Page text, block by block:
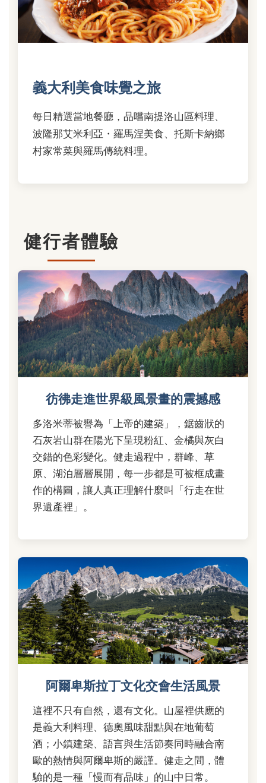
義大利美食味覺之旅
每日精選當地餐廳，品嚐南提洛山區料理、
波隆那艾米利亞・羅馬涅美食、托斯卡納鄉
村家常菜與羅馬傳統料理。
健行者體驗
彷彿走進世界級風景畫的震撼感
多洛米蒂被譽為「上帝的建築」，鋸齒狀的
石灰岩山群在陽光下呈現粉紅、金橘與灰白
交錯的色彩變化。健走過程中，群峰、草
原、湖泊層層展開，每一步都是可被框成畫
作的構圖，讓人真正理解什麼叫「行走在世
界遺產裡」。
阿爾卑斯拉丁文化交會生活風景
這裡不只有自然，還有文化。山屋裡供應的
是義大利料理、德奧風味甜點與在地葡萄
酒；小鎮建築、語言與生活節奏同時融合南
歐的熱情與阿爾卑斯的嚴謹。健走之間，體
驗的是一種「慢而有品味」的山中日常。